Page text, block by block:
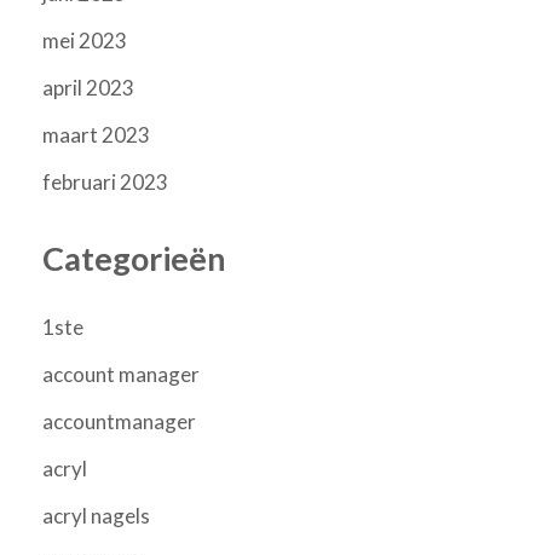
mei 2023
april 2023
maart 2023
februari 2023
Categorieën
1ste
account manager
accountmanager
acryl
acryl nagels